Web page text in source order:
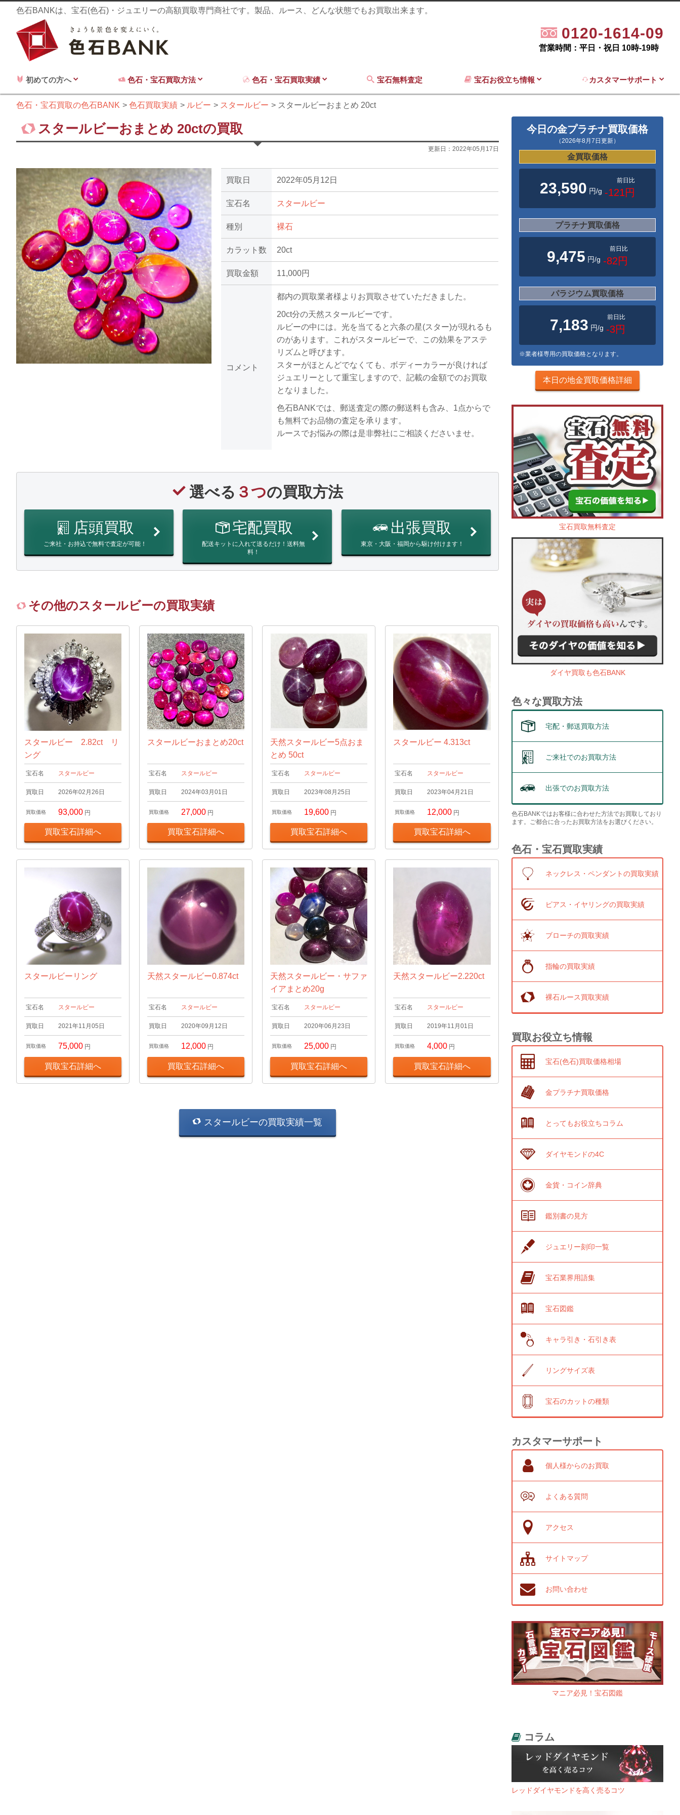
色石BANKは、宝石(色石)・ジュエリーの高額買取専門商社です。製品、ルース、どんな状態でもお買取出来ます。
0120-1614-09
営業時間：平日・祝日 10時-19時
初めての方へ 色石・宝石買取方法 色石・宝石買取実績 宝石無料査定 宝石お役立ち情報 カスタマーサポート
色石・宝石買取の色石BANK 色石買取実績 ルビー スタールビー スタールビーおまとめ 20ct
スタールビーおまとめ 20ctの買取
更新日： 2022年05月17日
買取日 2022年05月12日
宝石名 スタールビー
種別 裸石
カラット数 20ct
買取金額 11,000円
コメント
都内の買取業者様よりお買取させていただきました。
20ct分の天然スタールビーです。
ルビーの中には。光を当てると六条の星(スター)が現れるも
のがあります。これがスタールビーで、この効果をアステ
リズムと呼びます。
スターがほとんどでなくても、ボディーカラーが良ければ
ジュエリーとして重宝しますので、記載の金額でのお買取
となりました。
色石BANKでは、郵送査定の際の郵送料も含み、1点からで
も無料でお品物の査定を承ります。
ルースでお悩みの際は是非弊社にご相談くださいませ。
選べる ３つの買取方法
店頭買取
ご来社・お持込で無料で査定が可能！
宅配買取
配送キットに入れて送るだけ！送料無
料！
出張買取
東京・大阪・福岡から駆け付けます！
その他のスタールビーの買取実績
スタールビー 2.82ct リ
ング
宝石名 スタールビー
買取日 2026年02月26日
買取価格 93,000 円
買取宝石詳細へ
スタールビーおまとめ20ct
宝石名 スタールビー
買取日 2024年03月01日
買取価格 27,000 円
買取宝石詳細へ
天然スタールビー5点おま
とめ 50ct
宝石名 スタールビー
買取日 2023年08月25日
買取価格 19,600 円
買取宝石詳細へ
スタールビー 4.313ct
宝石名 スタールビー
買取日 2023年04月21日
買取価格 12,000 円
買取宝石詳細へ
スタールビーリング
宝石名 スタールビー
買取日 2021年11月05日
買取価格 75,000 円
買取宝石詳細へ
天然スタールビー0.874ct
宝石名 スタールビー
買取日 2020年09月12日
買取価格 12,000 円
買取宝石詳細へ
天然スタールビー・サファ
イアまとめ20g
宝石名 スタールビー
買取日 2020年06月23日
買取価格 25,000 円
買取宝石詳細へ
天然スタールビー2.220ct
宝石名 スタールビー
買取日 2019年11月01日
買取価格 4,000 円
買取宝石詳細へ
スタールビーの買取実績一覧
今日の金プラチナ買取価格
（2026年8月7日更新）
金買取価格
23,590 円/g
前日比
-121円
プラチナ買取価格
9,475 円/g
前日比
-82円
パラジウム買取価格
7,183 円/g
前日比
-3円
※業者様専用の買取価格となります。
本日の地金買取価格詳細
宝石買取無料査定
ダイヤ買取も色石BANK
色々な買取方法
宅配・郵送買取方法
ご来社でのお買取方法
出張でのお買取方法
色石BANKではお客様に合わせた方法でお買取しており
ます。ご都合に合ったお買取方法をお選びください。
色石・宝石買取実績
ネックレス・ペンダントの買取実績
ピアス・イヤリングの買取実績
ブローチの買取実績
指輪の買取実績
裸石ルース買取実績
買取お役立ち情報
宝石(色石)買取価格相場
金プラチナ買取価格
とってもお役立ちコラム
ダイヤモンドの4C
金貨・コイン辞典
鑑別書の見方
ジュエリー刻印一覧
宝石業界用語集
宝石図鑑
キャラ引き・石引き表
リングサイズ表
宝石のカットの種類
カスタマーサポート
個人様からのお買取
よくある質問
アクセス
サイトマップ
お問い合わせ
マニア必見！宝石図鑑
コラム
レッドダイヤモンドを高く売るコツ